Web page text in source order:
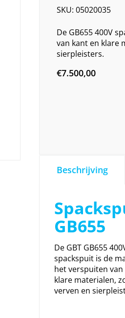
SKU: 05020035
De GB655 400V
van kant en klare
sierpleisters.
€7.500,00
Beschrijving
GB655
De GBT GB655
spackspuit is de
het verspuiten van
klare materialen,
verven en